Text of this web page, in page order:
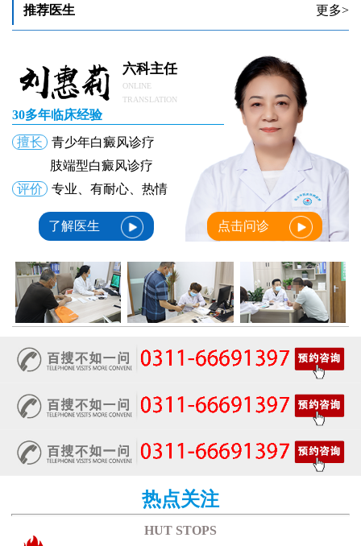
推荐医生 更多>
六科主任
ONLINE
TRANSLATION
30多年临床经验
擅长
青少年白癜风诊疗
肢端型白癜风诊疗
评价
专业、有耐心、热情
了解医生 点击问诊
热点关注
HUT STOPS